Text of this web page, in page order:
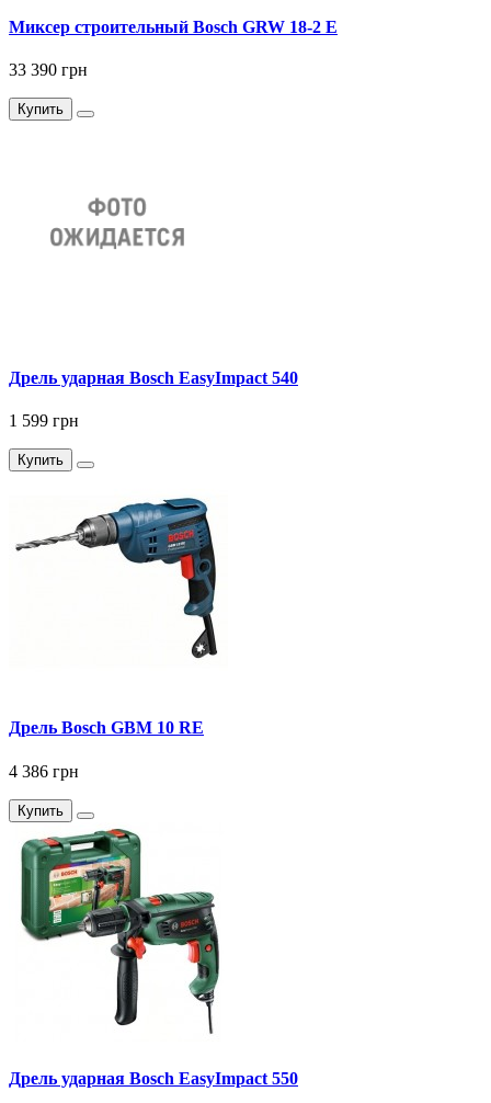
Миксер строительный Bosch GRW 18-2 E
33 390 грн
Купить
Дрель ударная Bosch EasyImpact 540
1 599 грн
Купить
Дрель Bosch GBM 10 RE
4 386 грн
Купить
Дрель ударная Bosch EasyImpact 550